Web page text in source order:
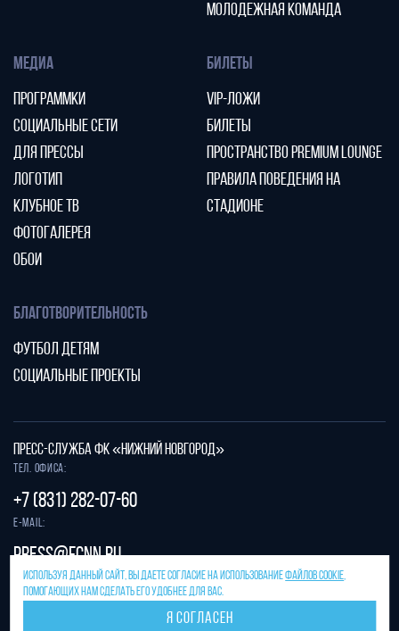
МОЛОДЕЖНАЯ КОМАНДА
МЕДИА
ПРОГРАММКИ
СОЦИАЛЬНЫЕ СЕТИ
ДЛЯ ПРЕССЫ
ЛОГОТИП
КЛУБНОЕ ТВ
ФОТОГАЛЕРЕЯ
ОБОИ
БИЛЕТЫ
VIP-ЛОЖИ
БИЛЕТЫ
ПРОСТРАНСТВО PREMIUM LOUNGE
ПРАВИЛА ПОВЕДЕНИЯ НА
СТАДИОНЕ
БЛАГОТВОРИТЕЛЬНОСТЬ
ФУТБОЛ ДЕТЯМ
СОЦИАЛЬНЫЕ ПРОЕКТЫ
Защита от спама reCAPTCHA.
Конфиденциальностьиусловия использования
ПРЕСС-СЛУЖБА ФК «НИЖНИЙ НОВГОРОД»
Тел. офиса:
+7 (831) 282-07-60
E-mail:
press@fcnn.ru
ИСПОЛЬЗУЯ ДАННЫЙ САЙТ, ВЫ ДАЕТЕ СОГЛАСИЕ НА ИСПОЛЬЗОВАНИЕФАЙЛОВ COOKIE,
ПОМОГАЮЩИХ НАМ СДЕЛАТЬ ЕГО УДОБНЕЕ ДЛЯ ВАС.
Я СОГЛАСЕН